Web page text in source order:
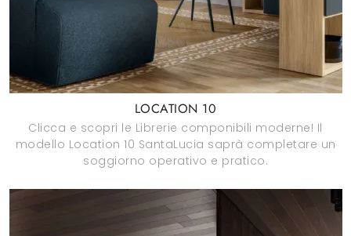
LOCATION 10
Clicca e scopri le Librerie componibili moderne! Il
modello Location 10 SantaLucia saprà completare un
soggiorno operativo e pratico.